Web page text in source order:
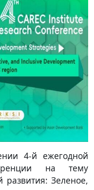
4-й ежегодной
на тему
развития: Зеленое,